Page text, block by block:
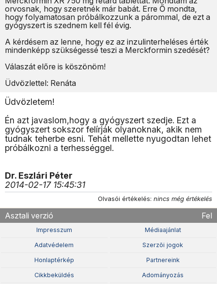
orvosnak, hogy szeretnék már babát. Erre Ő mondta,
hogy folyamatosan próbálkozzunk a párommal, de ezt a
gyógyszert is szednem kell fél évig.
A kérdésem az lenne, hogy ez az inzulinterheléses érték
mindenképp szükségessé teszi a Merckformin szedését?
Válaszát előre is köszönöm!
Üdvözlettel: Renáta
Üdvözletem!
Én azt javaslom,hogy a gyógyszert szedje. Ezt a
gyógyszert sokszor felírják olyanoknak, akik nem
tudnak teherbe esni. Tehát mellette nyugodtan lehet
próbálkozni a terhességgel.
Dr. Eszlári Péter
2014-02-17 15:45:31
Olvasói értékelés: nincs még értékelés
Asztali verzió Fel
Impresszum Médiaajánlat
Adatvédelem Szerzõi jogok
Honlaptérkép Partnereink
Cikkbeküldés Adományozás